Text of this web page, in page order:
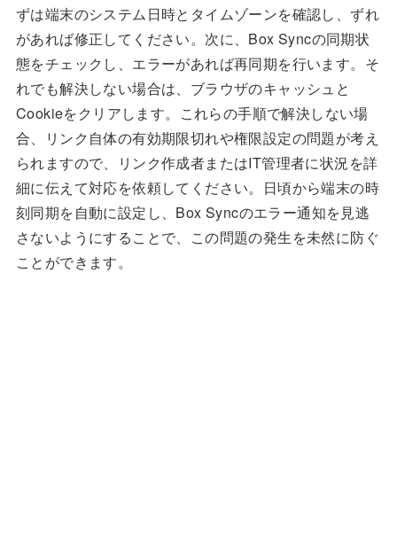
ずは端末のシステム日時とタイムゾーンを確認し、ずれ
があれば修正してください。次に、Box Syncの同期状
態をチェックし、エラーがあれば再同期を行います。そ
れでも解決しない場合は、ブラウザのキャッシュと
Cookieをクリアします。これらの手順で解決しない場
合、リンク自体の有効期限切れや権限設定の問題が考え
られますので、リンク作成者またはIT管理者に状況を詳
細に伝えて対応を依頼してください。日頃から端末の時
刻同期を自動に設定し、Box Syncのエラー通知を見逃
さないようにすることで、この問題の発生を未然に防ぐ
ことができます。